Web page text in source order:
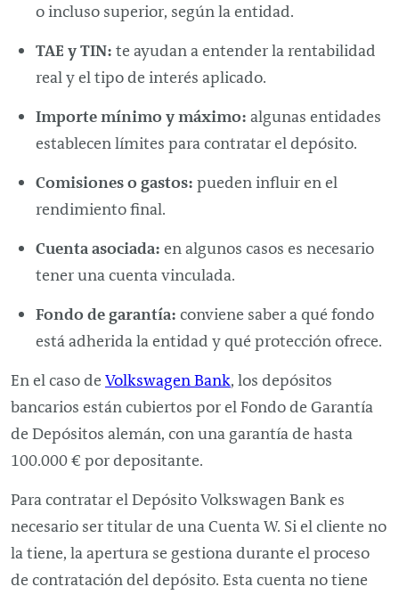
o incluso superior, según la entidad.
TAE y TIN: te ayudan a entender la rentabilidad
real y el tipo de interés aplicado.
Importe mínimo y máximo: algunas entidades
establecen límites para contratar el depósito.
Comisiones o gastos: pueden influir en el
rendimiento final.
Cuenta asociada: en algunos casos es necesario
tener una cuenta vinculada.
Fondo de garantía: conviene saber a qué fondo
está adherida la entidad y qué protección ofrece.
En el caso de Volkswagen Bank, los depósitos
bancarios están cubiertos por el Fondo de Garantía
de Depósitos alemán, con una garantía de hasta
100.000 € por depositante.
Para contratar el Depósito Volkswagen Bank es
necesario ser titular de una Cuenta W. Si el cliente no
la tiene, la apertura se gestiona durante el proceso
de contratación del depósito. Esta cuenta no tiene